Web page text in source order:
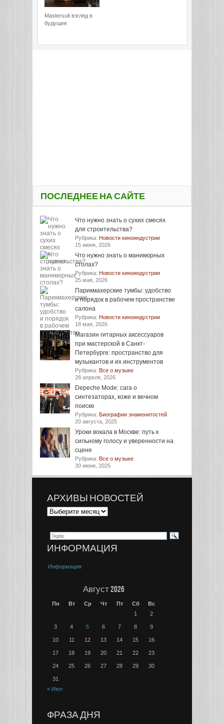
Mastersuit взгляд в
будущее
ПОСЛЕДНЕЕ НА САЙТЕ
Что нужно знать о сухих смесях
для строительства?
Рубрика: Новости киноиндустрии
15 июня, 2026
Что нужно знать о маникюрных
столах?
Рубрика: Новости киноиндустрии
25 мая, 2026
Парикмахерские тумбы: удобство
и порядок в рабочем пространстве
салона
Рубрика: Новости киноиндустрии
18 мая, 2026
Магазин гитарных аксессуаров
при мастерской в Санкт-
Петербурге: пространство для
музыкантов и их инструментов
Рубрика: Все о музыке
28 апреля, 2026
Depeche Mode: сага о
синтезаторах, коже и вечном
поиске
Рубрика: Биографии знаменитостей
20 августа, 2025
Уроки вокала в Москве: путь к
сильному голосу и уверенности на
сцене
Рубрика: Все о музыке
30 июня, 2025
АРХИВЫ НОВОСТЕЙ
ИНФОРМАЦИЯ
Информация
Август 2026
Пн Вт Ср Чт Пт Сб
Вс
1
2
3 4 5 6 7 8 9
10 11 12 13 14 15 16
17 18 19 20 21 22 23
24 25 26 27 28 29 30
31
« Июл
ФРАЗА ДНЯ